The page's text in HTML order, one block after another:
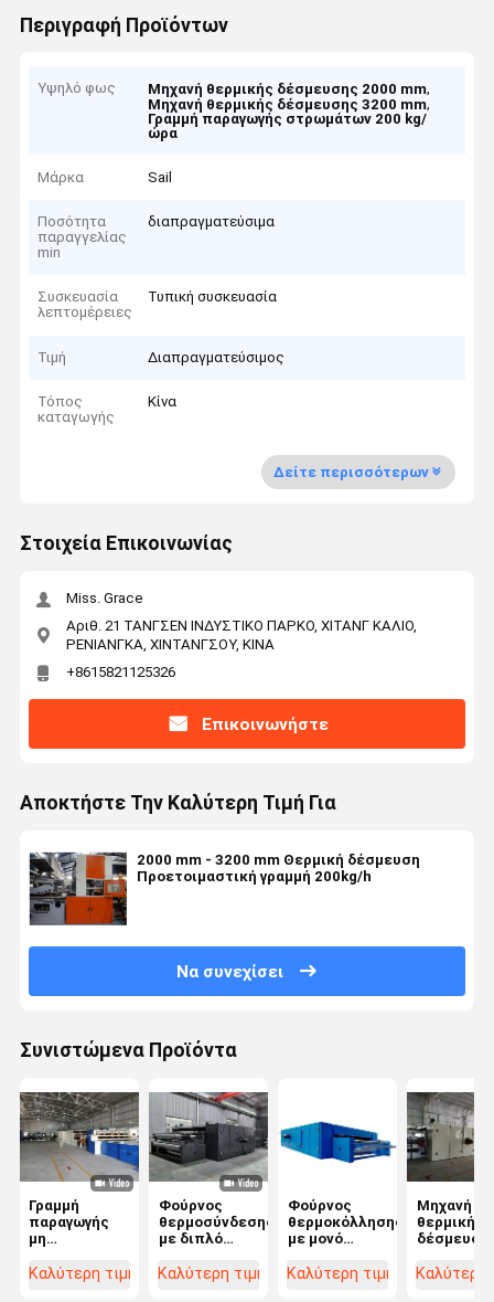
Περιγραφή Προϊόντων
Υψηλό φως Μηχανή θερμικής δέσμευσης 2000 mm,
Μηχανή θερμικής δέσμευσης 3200 mm,
Γραμμή παραγωγής στρωμάτων 200 kg/
ώρα
Μάρκα Sail
Ποσότητα
παραγγελίας
min
διαπραγματεύσιμα
Συσκευασία
λεπτομέρειες
Τυπική συσκευασία
Τιμή Διαπραγματεύσιμος
Τόπος
καταγωγής
Κίνα
Δείτε περισσότερων
Στοιχεία Επικοινωνίας
Miss. Grace
Αριθ. 21 ΤΑΝΓΣΕΝ ΙΝΔΥΣΤΙΚΟ ΠΑΡΚΟ, ΧΙΤΑΝΓ ΚΑΛΙΟ,
ΡΕΝΙΑΝΓΚΑ, ΧΙΝΤΑΝΓΣΟΥ, ΚΙΝΑ
+8615821125326
Επικοινωνήστε
Αποκτήστε Την Καλύτερη Τιμή Για
2000 mm - 3200 mm Θερμική δέσμευση
Προετοιμαστική γραμμή 200kg/h
Να συνεχίσει
Συνιστώμενα Προϊόντα
Γραμμή
παραγωγής
μη
θερμικών
Καλύτερη τιμή
Φούρνος
θερμοσύνδεσης
με διπλό
Καλύτερη τιμή
Φούρνος
θερμοκόλλησης
με μονό
Καλύτερη τιμή
Μηχανή
θερμικής
Καλύτερη